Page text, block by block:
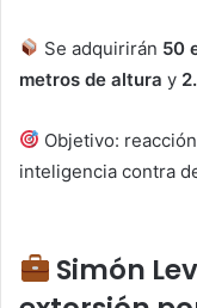
Se adquirirán 50
metros de altura y
Objetivo:
inteligencia contra
Simón